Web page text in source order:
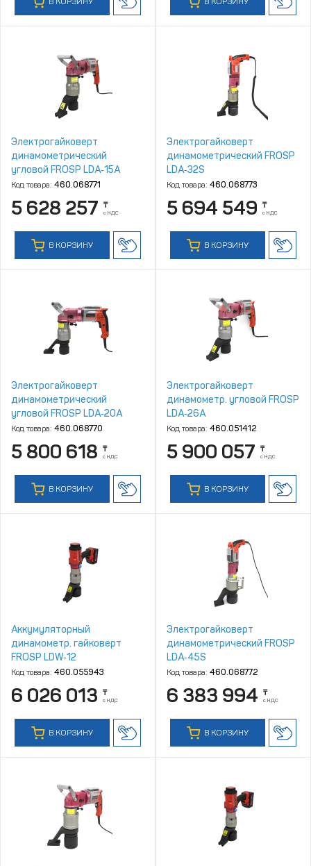
Электрогайковерт
динамометрический
угловой FROSP LDA‑15A
Код товара: 460.068771
5 628 257 ₸
с НДС
В КОРЗИНУ
Электрогайковерт
динамометрический FROSP
LDA‑32S
Код товара: 460.068773
5 694 549 ₸
с НДС
В КОРЗИНУ
Электрогайковерт
динамометрический
угловой FROSP LDA‑20A
Код товара: 460.068770
5 800 618 ₸
с НДС
В КОРЗИНУ
Электрогайковерт
динамометр. угловой FROSP
LDA‑26A
Код товара: 460.051412
5 900 057 ₸
с НДС
В КОРЗИНУ
Аккумуляторный
динамометр. гайковерт
FROSP LDW‑12
Код товара: 460.055943
6 026 013 ₸
с НДС
В КОРЗИНУ
Электрогайковерт
динамометрический FROSP
LDA‑45S
Код товара: 460.068772
6 383 994 ₸
с НДС
В КОРЗИНУ